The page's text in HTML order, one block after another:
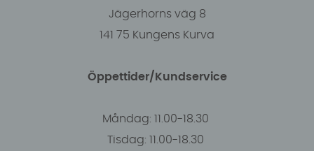
Jägerhorns väg 8
141 75 Kungens Kurva
Öppettider/Kundservice
Måndag: 11.00-18.30
Tisdag: 11.00-18.30